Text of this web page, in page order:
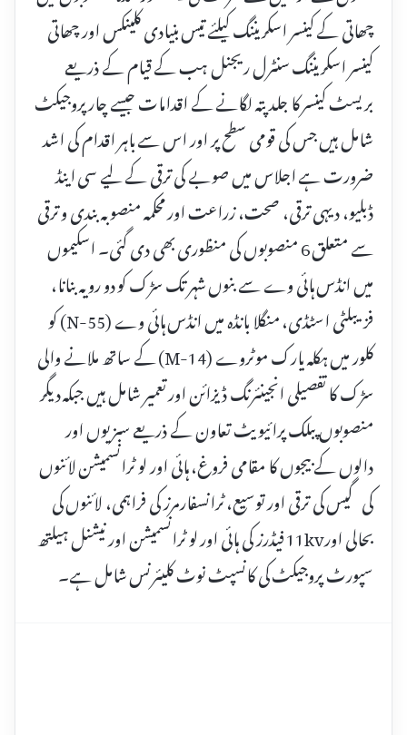
چھاتی کے کینسر اسکریننگ کیلئے تیس بنیادی کلینکس اور چھاتی
کینسر اسکریننگ سنٹرل ریجنل ہب کے قیام کے ذریعے
بریسٹ کینسر کا جلد پتہ لگانے کے اقدامات جیسے چار پروجیکٹ
شامل ہیں جس کی قومی سطح پر اور اس سے باہر اقدام کی اشد
ضرورت ہے اجلاس میں صوبے کی ترقی کے لیے سی اینڈ
ڈبلیو، دیہی ترقی، صحت، زراعت اور محکمہ منصوبہ بندی و ترقی
سے متعلق 6 منصوبوں کی منظوری بھی دی گئی۔ اسکیموں
میں انڈس ہائی وے سے بنوں شہر تک سڑک کو دو رویہ بنانا،
فزیبلٹی اسٹڈی، منگلا بانڈہ میں انڈس ہائی وے (N-55) کو
کلور میں ہکلہ یارک موٹروے (M-14) کے ساتھ ملانے والی
سڑک کا تفصیلی انجینئرنگ ڈیزائن اور تعمیر شامل ہیں جبکہ دیگر
منصوبوں پبلک پرائیویٹ تعاون کے ذریعے سبزیوں اور
دالوں کے بیجوں کا مقامی فروغ، ہائی اور لو ٹرانسمیشن لائنوں
کی گیس کی ترقی اور توسیع، ٹرانسفارمرز کی فراہمی، لائنوں کی
بحالی اور11kv فیڈرز کی ہائی اور لو ٹرانسمیشن اور نیشنل ہیلتھ
سپورٹ پروجیکٹ کی کانسپٹ نوٹ کلیئرنس شامل ہے۔